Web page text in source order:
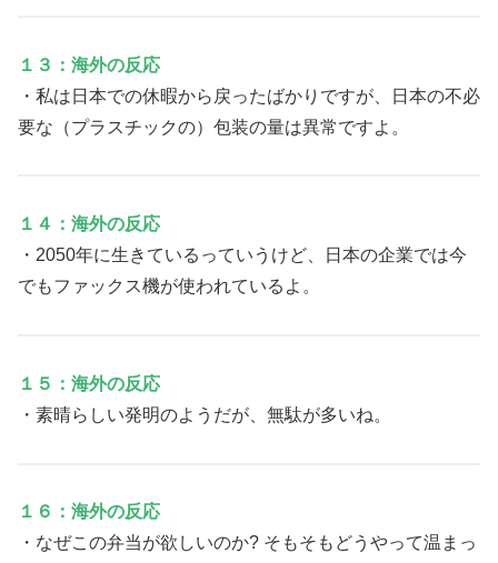
１３：海外の反応
・私は日本での休暇から戻ったばかりですが、日本の不必
要な（プラスチックの）包装の量は異常ですよ。
１４：海外の反応
・2050年に生きているっていうけど、日本の企業では今
でもファックス機が使われているよ。
１５：海外の反応
・素晴らしい発明のようだが、無駄が多いね。
１６：海外の反応
・なぜこの弁当が欲しいのか? そもそもどうやって温まっ